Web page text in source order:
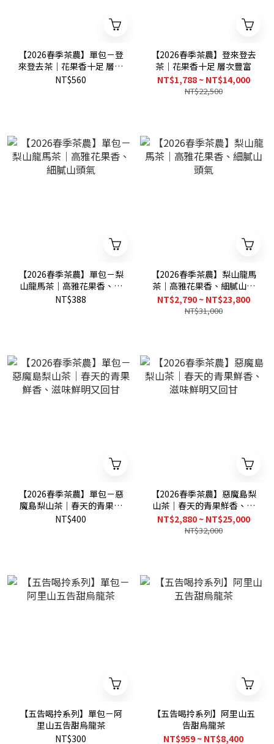
【2026春季茶農】單包－登
來登去茶｜花果香十足 層次
豐富
NT$560
【2026春季茶農】登來登去
茶｜花果香十足 層次豐富
NT$1,788 ~ NT$14,000
NT$22,500
【2026春季茶農】單包－梨
山龍馬茶｜高雅花果香、細
膩山頭氣
NT$388
【2026春季茶農】梨山龍馬
茶｜高雅花果香、細膩山頭
氣
NT$2,790 ~ NT$23,800
NT$31,000
【2026春季茶農】單包－惡
魔島梨山茶｜春天的青果鮮
香、滋味鮮明又回甘
NT$400
【2026春季茶農】惡魔島梨
山茶｜春天的青果鮮香、滋
味鮮明又回甘
NT$2,880 ~ NT$25,000
NT$32,000
【五告喝拎系列】單包－阿
里山五告甜烏龍茶
NT$300
【五告喝拎系列】阿里山五
告甜烏龍茶
NT$959 ~ NT$8,400